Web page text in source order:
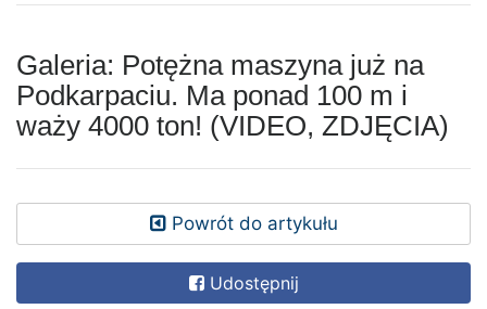
Galeria: Potężna maszyna już na
Podkarpaciu. Ma ponad 100 m i
waży 4000 ton! (VIDEO, ZDJĘCIA)
Powrót do artykułu
Udostępnij